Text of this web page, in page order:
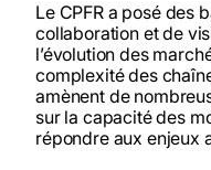
Le CPFR a posé des
collaboration et de
l’évolution des
complexité des
amènent de
sur la capacité des
répondre aux enjeux